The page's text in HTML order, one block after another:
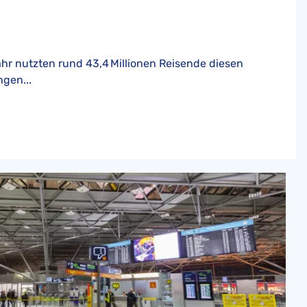
nutzten rund 43,4 Millionen Reisende diesen